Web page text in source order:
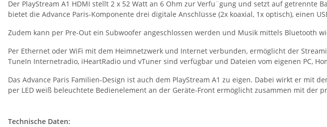
Der PlayStream A1 HDMI stellt 2 x 52 Watt an 6 Ohm zur Verfu¨gung und setzt auf
bietet die Advance Paris-Komponente drei digitale Anschlüsse (2x koaxial, 1x optisch), einen
Zudem kann per Pre-Out ein Subwoofer angeschlossen werden und Musik mittels Bluetooth
Per Ethernet oder WiFi mit dem Heimnetzwerk und Internet verbunden, ermöglicht der
TuneIn Internetradio, iHeartRadio und vTuner sind verfügbar und Dateien vom eigenen PC,
Das Advance Paris Familien-Design ist auch dem PlayStream A1 zu eigen. Dabei wirkt er
per LED weiß beleuchtete Bedienelement an der Geräte-Front ermöglicht zusammen mit der
Technische Daten: